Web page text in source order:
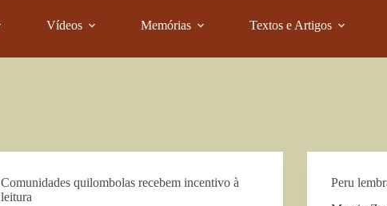
Vídeos Memórias Textos e Artigos
Comunidades quilombolas recebem incentivo à
leitura
Peru